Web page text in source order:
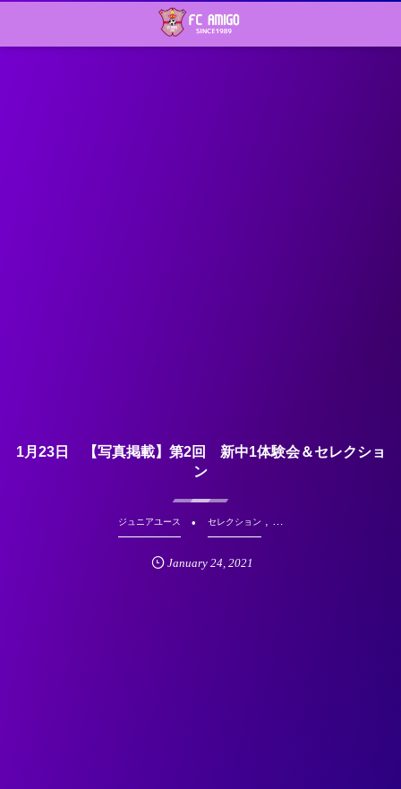
1月23日 【写真掲載】第2回 新中1体験会＆セレクショ
ン
ジュニアユース セレクション , …
January 24, 2021